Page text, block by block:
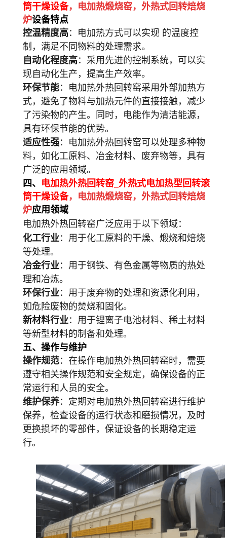
筒干燥设备，电加热煅烧窑，外热式回转焙烧
炉设备特点
控温精度高：电加热方式可以实现 的温度控
制，满足不同物料的处理需求。
自动化程度高：采用先进的控制系统，可以实
现自动化生产，提高生产效率。
环保节能：电加热外热回转窑采用外部加热方
式，避免了物料与加热元件的直接接触，减少
了污染物的产生。同时，电能作为清洁能源，
具有环保节能的优势。
适应性强：电加热外热回转窑可以处理多种物
料，如化工原料、冶金材料、废弃物等，具有
广泛的应用领域。
四、 电加热外热回转窑_外热式电加热型回转滚
筒干燥设备，电加热煅烧窑，外热式回转焙烧
炉应用领域
电加热外热回转窑广泛应用于以下领域：
化工行业：用于化工原料的干燥、煅烧和焙烧
等处理。
冶金行业：用于钢铁、有色金属等物质的热处
理和冶炼。
环保行业：用于废弃物的处理和资源化利用，
如危险废物的焚烧和固化。
新材料行业：用于锂离子电池材料、稀土材料
等新型材料的制备和处理。
五、操作与维护
操作规范：在操作电加热外热回转窑时，需要
遵守相关操作规范和安全规定，确保设备的正
常运行和人员的安全。
维护保养：定期对电加热外热回转窑进行维护
保养，检查设备的运行状态和磨损情况，及时
更换损坏的零部件，保证设备的长期稳定运
行。